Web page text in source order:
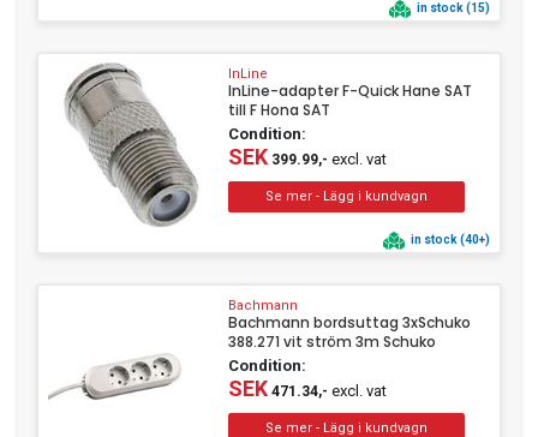
in stock (15)
InLine
InLine-adapter F-Quick Hane SAT
till F Hona SAT
Condition:
SEK399.99,- excl. vat
in stock (40+)
Bachmann
Bachmann bordsuttag 3xSchuko
388.271 vit ström 3m Schuko
Condition:
SEK471.34,- excl. vat